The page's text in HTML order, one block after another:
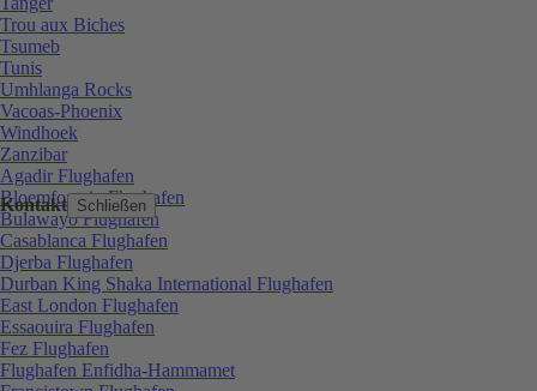
Kontakt Schließen
Trou aux Biches
Tsumeb
Tunis
Umhlanga Rocks
Vacoas-Phoenix
Windhoek
Zanzibar
Agadir Flughafen
Bloemfontein Flughafen
Bulawayo Flughafen
Casablanca Flughafen
Djerba Flughafen
Durban King Shaka International Flughafen
East London Flughafen
Essaouira Flughafen
Fez Flughafen
Flughafen Enfidha-Hammamet